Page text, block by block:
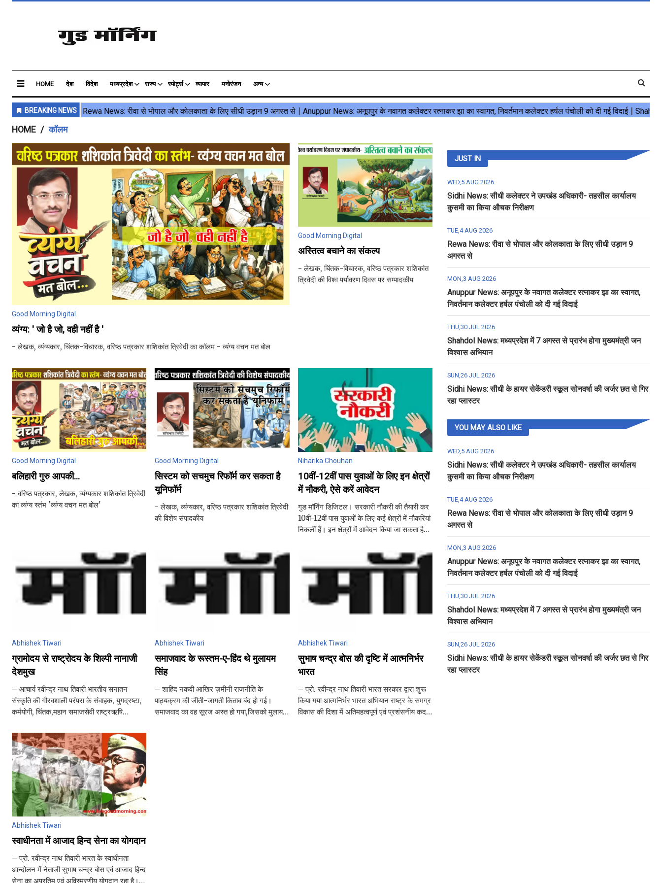
HOME देश विदेश मध्यप्रदेश राज्य स्पोर्ट्स व्यापार मनोरंजन अन्य
HOME कॉलम
Good Morning Digital
व्यंग्य: ' जो है जो, वही नहीं है '
- लेखक, व्यंग्यकार, चिंतक-विचारक, वरिष्ठ पत्रकार शशिकांत त्रिवेदी का कॉलम - व्यंग्य वचन मत बोल
Good Morning Digital
अस्तित्व बचाने का संकल्प
- लेखक, चिंतक-विचारक, वरिष्ठ पत्रकार शशिकांत
त्रिवेदी की विश्व पर्यावरण दिवस पर सम्पादकीय
Good Morning Digital
बलिहारी गुरु आपकी...
- वरिष्ठ पत्रकार, लेखक, व्यंग्यकार शशिकांत त्रिवेदी
का व्यंग्य स्तंभ 'व्यंग्य वचन मत बोल'
Good Morning Digital
सिस्टम को सचमुच रिफॉर्म कर सकता है
यूनिफॉर्म
- लेखक, व्यंग्यकार, वरिष्ठ पत्रकार शशिकांत त्रिवेदी
की विशेष संपादकीय
Niharika Chouhan
10वीं-12वीं पास युवाओं के लिए इन क्षेत्रों
में नौकरी, ऐसे करें आवेदन
गुड मॉर्निंग डिजिटल। सरकारी नौकरी की तैयारी कर
10वीं-12वीं पास युवाओं के लिए कई क्षेत्रों में नौकरियां
निकलीं हैं। इन क्षेत्रों में आवेदन किया जा सकता है।
Abhishek Tiwari
ग्रामोदय से राष्ट्रोदय के शिल्पी नानाजी
देशमुख
– आचार्य रवीन्द्र नाथ तिवारी भारतीय सनातन
संस्कृति की गौरवशाली परंपरा के संवाहक, युगद्रष्टा,
कर्मयोगी, चिंतक,महान समाजसेवी राष्ट्रऋषि
11 अक्टूबर 1916 मे
Abhishek Tiwari
समाजवाद के रूस्तम-ए-हिंद थे मुलायम
सिंह
– शाहिद नकवी आखिर ज़मीनी राजनीति के
पाठ्यक्रम की जीती-जागती किताब बंद हो गई।
समाजवाद का वह सूरज अस्त हो गया,जिसको मुलायम
Abhishek Tiwari
सुभाष चन्द्र बोस की दृष्टि में आत्मनिर्भर
भारत
– प्रो. रवीन्द्र नाथ तिवारी भारत सरकार द्वारा शुरू
किया गया आत्मनिर्भर भारत अभियान राष्ट्र के समग्र
विकास की दिशा में अतिमहत्वपूर्ण एवं प्रशंसनीय कदम
Abhishek Tiwari
स्वाधीनता में आजाद हिन्द सेना का योगदान
– प्रो. रवीन्द्र नाथ तिवारी भारत के स्वाधीनता
आन्दोलन में नेताजी सुभाष चन्द्र बोस एवं आजाद हिन्द
सेना का अप्रतिम एवं अविस्मरणीय योगदान रहा है।
JUST IN
WED,5 AUG 2026
Sidhi News: सीधी कलेक्टर ने उपखंड अधिकारी- तहसील कार्यालय
कुसमी का किया औचक निरीक्षण
TUE,4 AUG 2026
Rewa News: रीवा से भोपाल और कोलकाता के लिए सीधी उड़ान 9
अगस्त से
MON,3 AUG 2026
Anuppur News: अनूपपुर के नवागत कलेक्टर रत्नाकर झा का स्वागत,
निवर्तमान कलेक्टर हर्षल पंचोली को दी गई विदाई
THU,30 JUL 2026
Shahdol News: मध्यप्रदेश में 7 अगस्त से प्रारंभ होगा मुख्यमंत्री जन
विश्वास अभियान
SUN,26 JUL 2026
Sidhi News: सीधी के हायर सेकेंडरी स्कूल सोनवर्षा की जर्जर छत से गिर
रहा प्लास्टर
YOU MAY ALSO LIKE
WED,5 AUG 2026
Sidhi News: सीधी कलेक्टर ने उपखंड अधिकारी- तहसील कार्यालय
कुसमी का किया औचक निरीक्षण
TUE,4 AUG 2026
Rewa News: रीवा से भोपाल और कोलकाता के लिए सीधी उड़ान 9
अगस्त से
MON,3 AUG 2026
Anuppur News: अनूपपुर के नवागत कलेक्टर रत्नाकर झा का स्वागत,
निवर्तमान कलेक्टर हर्षल पंचोली को दी गई विदाई
THU,30 JUL 2026
Shahdol News: मध्यप्रदेश में 7 अगस्त से प्रारंभ होगा मुख्यमंत्री जन
विश्वास अभियान
SUN,26 JUL 2026
Sidhi News: सीधी के हायर सेकेंडरी स्कूल सोनवर्षा की जर्जर छत से गिर
रहा प्लास्टर